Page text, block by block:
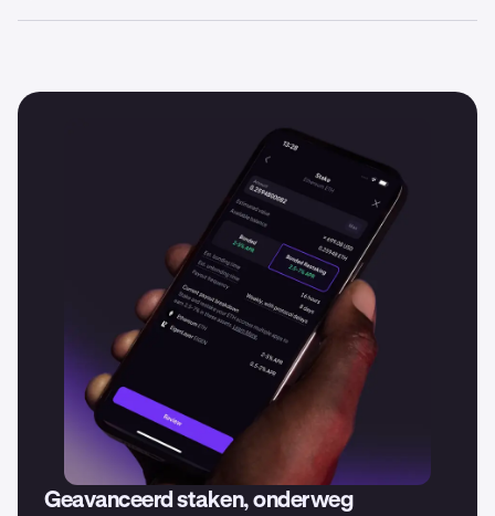
media om op de hoogte te blijven van al onze nieuwste
Geavanceerd staken, onderweg